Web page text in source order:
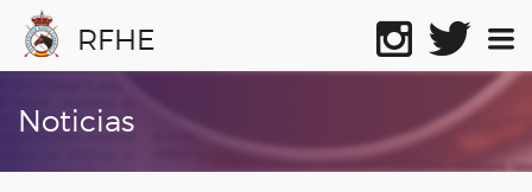
RFHE
Noticias